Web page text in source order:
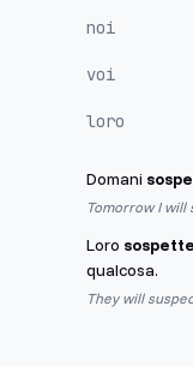
noi
voi
loro
Domani
Tomorrow I will
Loro
qualcosa.
They will